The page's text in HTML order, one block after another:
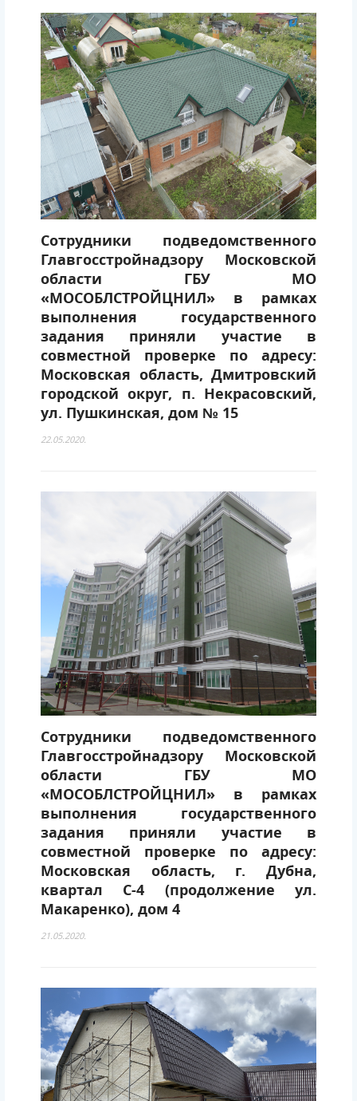
Сотрудники подведомственного
Главгосстройнадзору Московской
области ГБУ МО
«МОСОБЛСТРОЙЦНИЛ» в рамках
выполнения государственного
задания приняли участие в
совместной проверке по адресу:
Московская область, Дмитровский
городской округ, п. Некрасовский,
ул. Пушкинская, дом № 15
22.05.2020.
Сотрудники подведомственного
Главгосстройнадзору Московской
области ГБУ МО
«МОСОБЛСТРОЙЦНИЛ» в рамках
выполнения государственного
задания приняли участие в
совместной проверке по адресу:
Московская область, г. Дубна,
квартал С-4 (продолжение ул.
Макаренко), дом 4
21.05.2020.